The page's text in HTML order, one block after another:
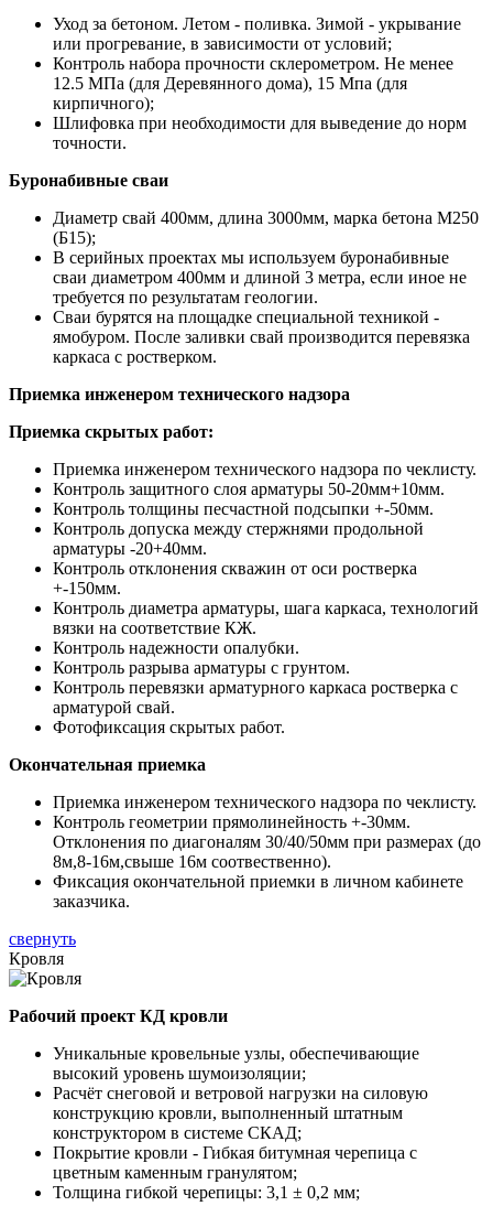
Уход за бетоном. Летом - поливка. Зимой - укрывание
или прогревание, в зависимости от условий;
Контроль набора прочности склерометром. Не менее
12.5 МПа (для Деревянного дома), 15 Мпа (для
кирпичного);
Шлифовка при необходимости для выведение до норм
точности.
Буронабивные сваи
Диаметр свай 400мм, длина 3000мм, марка бетона М250
(Б15);
В серийных проектах мы используем буронабивные
сваи диаметром 400мм и длиной 3 метра, если иное не
требуется по результатам геологии.
Сваи бурятся на площадке специальной техникой -
ямобуром. После заливки свай производится перевязка
каркаса с ростверком.
Приемка инженером технического надзора
Приемка скрытых работ:
Приемка инженером технического надзора по чеклисту.
Контроль защитного слоя арматуры 50-20мм+10мм.
Контроль толщины песчастной подсыпки +-50мм.
Контроль допуска между стержнями продольной
арматуры -20+40мм.
Контроль отклонения скважин от оси ростверка
+-150мм.
Контроль диаметра арматуры, шага каркаса, технологий
вязки на соответствие КЖ.
Контроль надежности опалубки.
Контроль разрыва арматуры с грунтом.
Контроль перевязки арматурного каркаса ростверка с
арматурой свай.
Фотофиксация скрытых работ.
Окончательная приемка
Приемка инженером технического надзора по чеклисту.
Контроль геометрии прямолинейность +-30мм.
Отклонения по диагоналям 30/40/50мм при размерах (до
8м,8-16м,свыше 16м соотвественно).
Фиксация окончательной приемки в личном кабинете
заказчика.
свернуть
Кровля
Рабочий проект КД кровли
Уникальные кровельные узлы, обеспечивающие
высокий уровень шумоизоляции;
Расчёт снеговой и ветровой нагрузки на силовую
конструкцию кровли, выполненный штатным
конструктором в системе СКАД;
Покрытие кровли - Гибкая битумная черепица с
цветным каменным гранулятом;
Толщина гибкой черепицы: 3,1 ± 0,2 мм;